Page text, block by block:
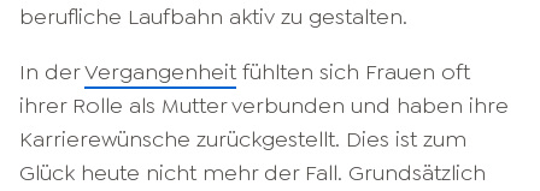
berufliche Laufbahn aktiv zu gestalten.
In derVergangenheit fühlten sich Frauen oft
ihrer Rolle als Mutter verbunden und haben ihre
Karrierewünsche zurückgestellt. Dies ist zum
Glück heute nicht mehr der Fall. Grundsätzlich